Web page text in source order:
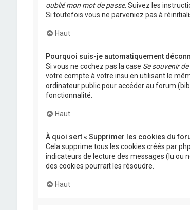
oublié mon mot de passe. Suivez les
Si toutefois vous ne parveniez pas à
Haut
Pourquoi suis-je automatiquement
Si vous ne cochez pas la case Se souvenir
votre compte à votre insu en utilisant le
ordinateur public pour accéder au forum
fonctionnalité.
Haut
À quoi sert « Supprimer les cookies du
Cela supprime tous les cookies créés par
indicateurs de lecture des messages (lu ou
des cookies pourrait les résoudre.
Haut